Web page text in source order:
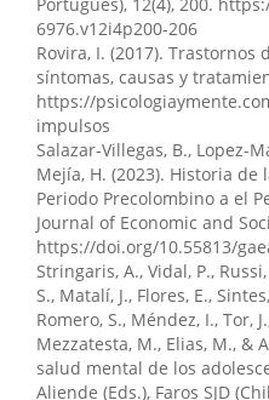
6976.v12i4p200-206
Rovira, I. (2017).
síntomas, causas y
https://
impulsos
Salazar-Villegas, B., Lopez-
Mejía, H. (2023). Historia de
Periodo Precolombino a el
Journal of Economic and
https://doi.org/10.55813/
Stringaris, A., Vidal, P.,
S., Matalí, J., Flores, E.,
Romero, S., Méndez, I., Tor,
Mezzatesta, M., Elias, M., &
salud mental de los
Aliende (Eds.), Faros SJD